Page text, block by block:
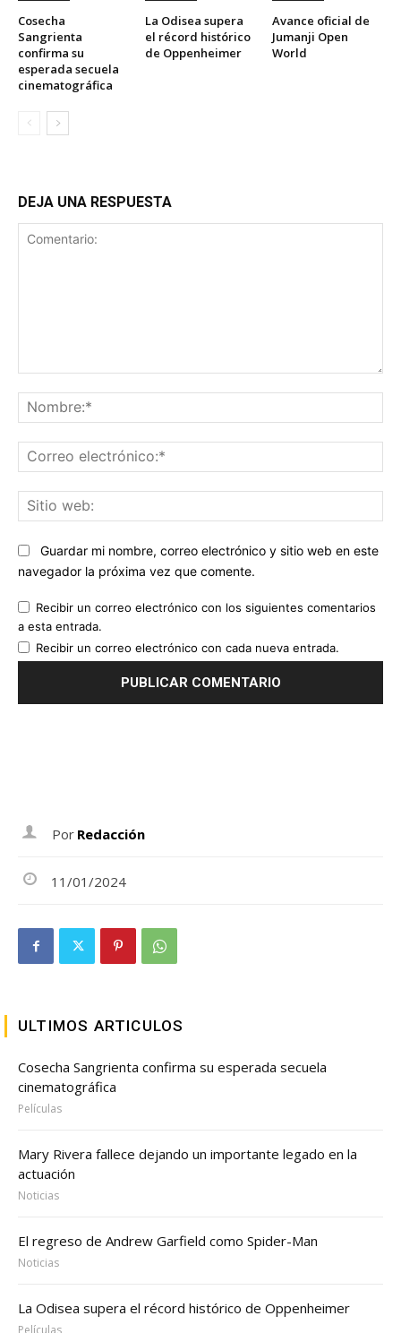
Cosecha
Sangrienta
confirma su
esperada secuela
cinematográfica
La Odisea supera
el récord histórico
de Oppenheimer
Avance oficial de
Jumanji Open
World
DEJA UNA RESPUESTA
Guardar mi nombre, correo electrónico y sitio web en este
navegador la próxima vez que comente.
Recibir un correo electrónico con los siguientes comentarios
a esta entrada.
Recibir un correo electrónico con cada nueva entrada.
Por Redacción
11/01/2024
ULTIMOS ARTICULOS
Cosecha Sangrienta confirma su esperada secuela
cinematográfica
Películas
Mary Rivera fallece dejando un importante legado en la
actuación
Noticias
El regreso de Andrew Garfield como Spider-Man
Noticias
La Odisea supera el récord histórico de Oppenheimer